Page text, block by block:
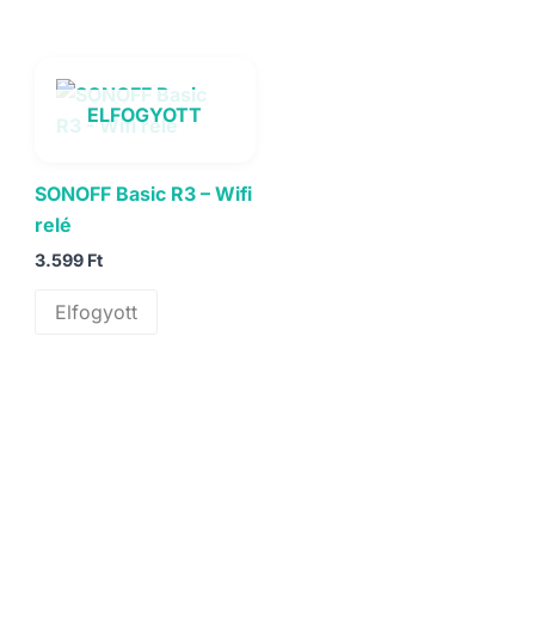
ELFOGYOTT
SONOFF Basic R3 – Wifi
relé
3.599 Ft
Elfogyott